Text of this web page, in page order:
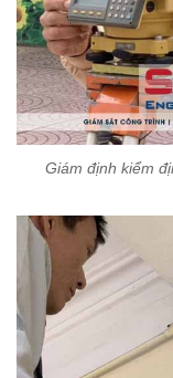
Giám định kiểm